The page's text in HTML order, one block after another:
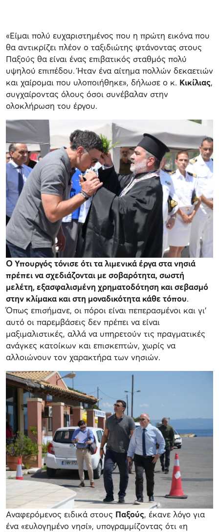
«Είμαι πολύ ευχαριστημένος που η πρώτη εικόνα που
θα αντικρίζει πλέον ο ταξιδιώτης φτάνοντας στους
Παξούς θα είναι ένας επιβατικός σταθμός πολύ
υψηλού επιπέδου. Ήταν ένα αίτημα πολλών δεκαετιών
και χαίρομαι που υλοποιήθηκε», δήλωσε ο κ. Κικίλιας,
συγχαίροντας όλους όσοι συνέβαλαν στην
ολοκλήρωση του έργου.
Ο Υπουργός τόνισε ότι τα λιμενικά έργα στα νησιά
πρέπει να σχεδιάζονται με σοβαρότητα, σωστή
μελέτη, εξασφαλισμένη χρηματοδότηση και σεβασμό
στην κλίμακα και στη μοναδικότητα κάθε τόπου.
Όπως επισήμανε, οι πόροι είναι πεπερασμένοι και γι’
αυτό οι παρεμβάσεις δεν πρέπει να είναι
μαξιμαλιστικές, αλλά να υπηρετούν τις πραγματικές
ανάγκες κατοίκων και επισκεπτών, χωρίς να
αλλοιώνουν τον χαρακτήρα των νησιών.
Αναφερόμενος ειδικά στους Παξούς, έκανε λόγο για
ένα «ευλογημένο νησί», υπογραμμίζοντας ότι «η